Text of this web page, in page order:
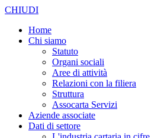
CHIUDI
Home
Chi siamo
Statuto
Organi sociali
Aree di attività
Relazioni con la filiera
Struttura
Assocarta Servizi
Aziende associate
Dati di settore